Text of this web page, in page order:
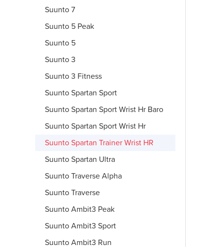
Suunto 7
Suunto 5 Peak
Suunto 5
Suunto 3
Suunto 3 Fitness
Suunto Spartan Sport
Suunto Spartan Sport Wrist Hr Baro
Suunto Spartan Sport Wrist Hr
Suunto Spartan Trainer Wrist HR
Suunto Spartan Ultra
Suunto Traverse Alpha
Suunto Traverse
Suunto Ambit3 Peak
Suunto Ambit3 Sport
Suunto Ambit3 Run